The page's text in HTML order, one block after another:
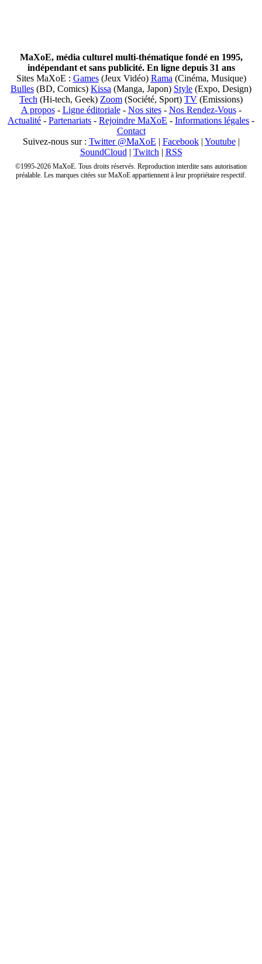
MaXoE, média culturel multi-thématique fondé en 1995,
indépendant et sans publicité. En ligne depuis 31 ans
Sites MaXoE : Games(Jeux Vidéo) Rama (Cinéma, Musique)
Bulles (BD, Comics) Kissa (Manga, Japon) Style (Expo, Design)
Tech (Hi-tech, Geek) Zoom (Société, Sport) TV (Emissions)
A propos- Ligne éditoriale- Nos sites- Nos Rendez-Vous-
Actualité - Partenariats - Rejoindre MaXoE - Informations légales -
Contact
Suivez-nous sur : Twitter @MaXoE | Facebook| Youtube|
SoundCloud | Twitch | RSS
©1995-2026 MaXoE. Tous droits réservés. Reproduction interdite sans autorisation
préalable. Les marques citées sur MaXoE appartiennent à leur propriétaire respectif.